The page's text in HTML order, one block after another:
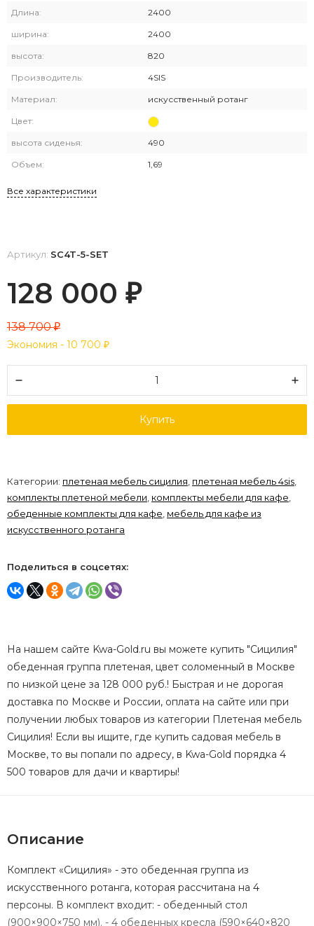
Длина: 2400
ширина: 2400
высота: 820
Производитель: 4SIS
Материал: искусственный ротанг
Цвет:
высота сиденья: 490
Объем: 1,69
Все характеристики
Артикул: SC4T-5-SET
128 000 ₽
138 700₽
Экономия - 10 700 ₽
Купить
Категории: плетеная мебель сицилия, плетеная мебель 4sis,
комплекты плетеной мебели, комплекты мебели для кафе,
обеденные комплекты для кафе, мебель для кафе из
искусственного ротанга
Поделиться в соцсетях:
На нашем сайте Kwa-Gold.ru вы можете купить "Сицилия"
обеденная группа плетеная, цвет соломенный в Москве
по низкой цене за 128 000 руб.! Быстрая и не дорогая
доставка по Москве и России, оплата на сайте или при
получении любых товаров из категории Плетеная мебель
Сицилия! Если вы ищите, где купить садовая мебель в
Москве, то вы попали по адресу, в Kwa-Gold порядка 4
500 товаров для дачи и квартиры!
Описание
Комплект «Сицилия» - это обеденная группа из
искусственного ротанга, которая рассчитана на 4
персоны. В комплект входит: - обеденный стол
(900×900×750 мм). - 4 обеденных кресла (590×640×820